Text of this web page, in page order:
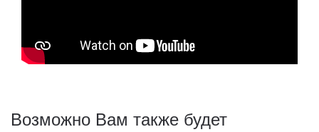
Возможно Вам также будет